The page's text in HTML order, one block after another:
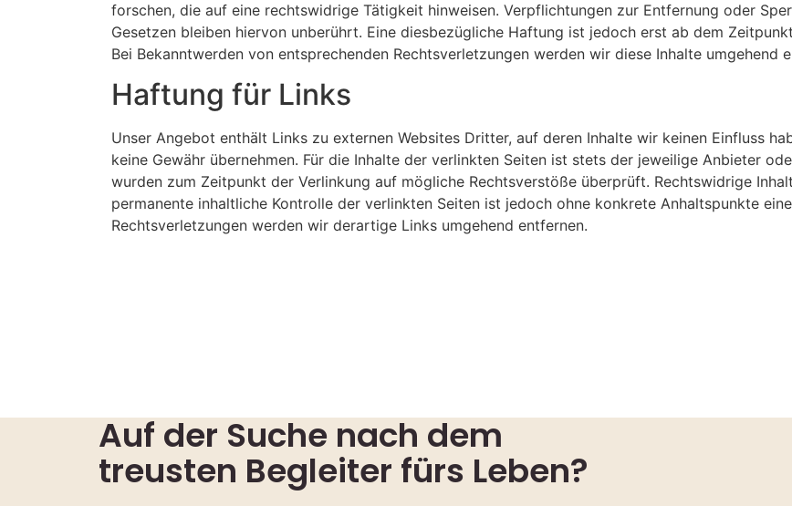
forschen, die auf eine rechtswidrige Tätigkeit hinweisen. Verpflichtungen zur Entfernung oder
Gesetzen bleiben hiervon unberührt. Eine diesbezügliche Haftung ist jedoch erst ab dem
Bei Bekanntwerden von entsprechenden Rechtsverletzungen werden wir diese Inhalte umgehend
Haftung für Links
Unser Angebot enthält Links zu externen Websites Dritter, auf deren Inhalte wir keinen Einfluss
keine Gewähr übernehmen. Für die Inhalte der verlinkten Seiten ist stets der jeweilige Anbieter
wurden zum Zeitpunkt der Verlinkung auf mögliche Rechtsverstöße überprüft. Rechtswidrige
permanente inhaltliche Kontrolle der verlinkten Seiten ist jedoch ohne konkrete Anhaltspunkte
Rechtsverletzungen werden wir derartige Links umgehend entfernen.
Auf der Suche nach dem
treusten Begleiter fürs Leben?